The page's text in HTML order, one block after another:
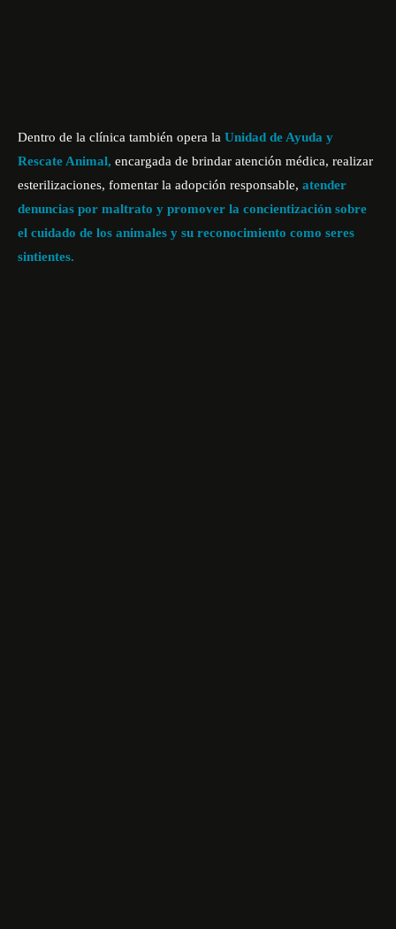
Dentro de la clínica también opera la Unidad de Ayuda y
Rescate Animal, encargada de brindar atención médica, realizar
esterilizaciones, fomentar la adopción responsable, atender
denuncias por maltrato y promover la concientización sobre
el cuidado de los animales y su reconocimiento como seres
sintientes.